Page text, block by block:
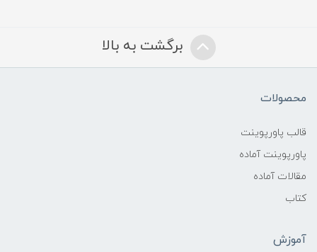
برگشت به بالا
محصولات
قالب پاورپوینت
پاورپوینت آماده
مقالات آماده
کتاب
آموزش